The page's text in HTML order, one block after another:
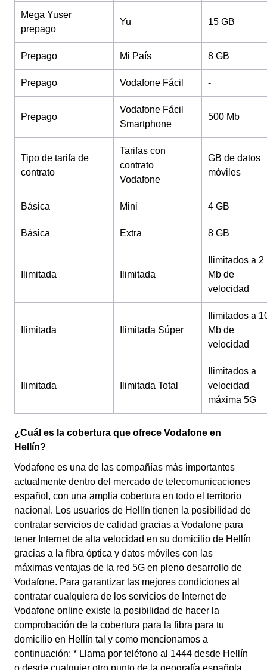
Mega Yuser
prepago
Yu 15 GB
Prepago Mi País 8 GB
Prepago Vodafone Fácil -
Prepago
Vodafone Fácil
Smartphone
500 Mb
Tipo de tarifa de
contrato
Tarifas con
contrato
Vodafone
GB de datos
móviles
Básica Mini 4 GB
Básica Extra 8 GB
Ilimitada Ilimitada
Ilimitados a 2
Mb de
velocidad
Ilimitada Ilimitada Súper
Ilimitados a
Mb de
velocidad
Ilimitada Ilimitada Total
Ilimitados a
velocidad
máxima 5G
¿Cuál es la cobertura que ofrece Vodafone en
Hellín?
Vodafone es una de las compañías más importantes
actualmente dentro del mercado de telecomunicaciones
español, con una amplia cobertura en todo el territorio
nacional. Los usuarios de Hellín tienen la posibilidad de
contratar servicios de calidad gracias a Vodafone para
tener Internet de alta velocidad en su domicilio de Hellín
gracias a la fibra óptica y datos móviles con las
máximas ventajas de la red 5G en pleno desarrollo de
Vodafone. Para garantizar las mejores condiciones al
contratar cualquiera de los servicios de Internet de
Vodafone online existe la posibilidad de hacer la
comprobación de la cobertura para la fibra para tu
domicilio en Hellín tal y como mencionamos a
continuación: * Llama por teléfono al 1444 desde Hellín
o desde cualquier otro punto de la geografía española